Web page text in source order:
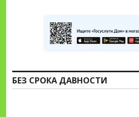
БЕЗ СРОКА ДАВНОСТИ